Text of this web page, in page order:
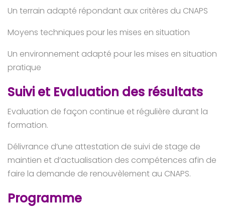
Un terrain adapté répondant aux critères du CNAPS
Moyens techniques pour les mises en situation
Un environnement adapté pour les mises en situation
pratique
Suivi et Evaluation des résultats
Evaluation de façon continue et régulière durant la
formation.
Délivrance d’une attestation de suivi de stage de
maintien et d’actualisation des compétences afin de
faire la demande de renouvèlement au CNAPS.
Programme